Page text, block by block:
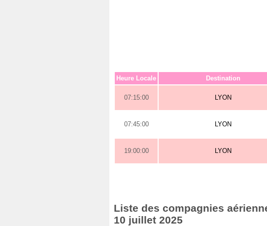
Heure Locale Destination
07:15:00 LYON
07:45:00 LYON
19:00:00 LYON
Liste des compagnies
10 juillet 2025